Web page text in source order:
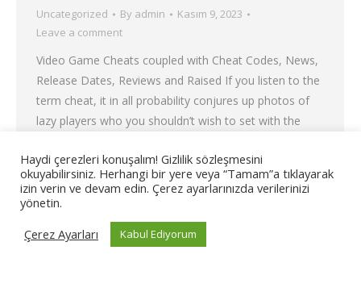
Uncategorized By admin
Kasım 9, 2023
Leave a comment
Video Game Cheats coupled with Cheat Codes, News,
Release Dates, Reviews and Raised If you listen to the
term cheat, it in all probability conjures up photos of
lazy players who you shouldn’t wish to set with the
cheats tend to be more than simply an troublesome…
Haydi çerezleri konuşalım! Gizlilik sözleşmesini
okuyabilirsiniz. Herhangi bir yere veya “Tamam”a tıklayarak
izin verin ve devam edin. Çerez ayarlarınızda verilerinizi
yönetin.
Çerez Ayarları
Kabul Ediyorum